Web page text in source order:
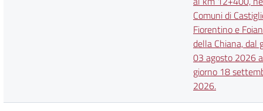
Comuni di
Fiorentino e
della Chiana, dal
03 agosto 2026
giorno 18
2026.